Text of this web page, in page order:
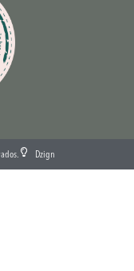
Dzign